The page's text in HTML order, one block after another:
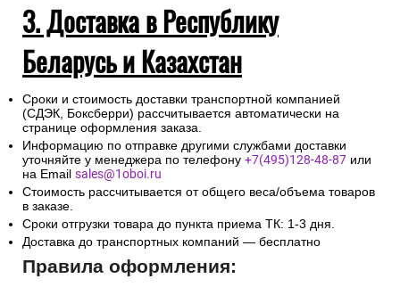
3. Доставка в Республику
Беларусь и Казахстан
Сроки и стоимость доставки транспортной компанией
(СДЭК, Боксберри) рассчитывается автоматически на
странице оформления заказа.
Информацию по отправке другими службами доставки
уточняйте у менеджера по телефону +7(495)128-48-87 или
на Email sales@1oboi.ru
Стоимость рассчитывается от общего веса/объема товаров
в заказе.
Сроки отгрузки товара до пункта приема ТК: 1-3 дня.
Доставка до транспортных компаний — бесплатно
Правила оформления: